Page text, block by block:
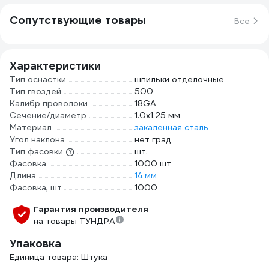
Сопутствующие товары Все
Характеристики
Тип оснастки
шпильки отделочные
Тип гвоздей
500
Калибр проволоки
18GA
Сечение/диаметр
1.0х1.25 мм
Материал
закаленная сталь
Угол наклона
нет град
Тип фасовки
шт.
Фасовка
1000 шт
Длина
14 мм
Фасовка, шт
1000
Гарантия производителя
на товары ТУНДРА
Упаковка
Единица товара: Штука